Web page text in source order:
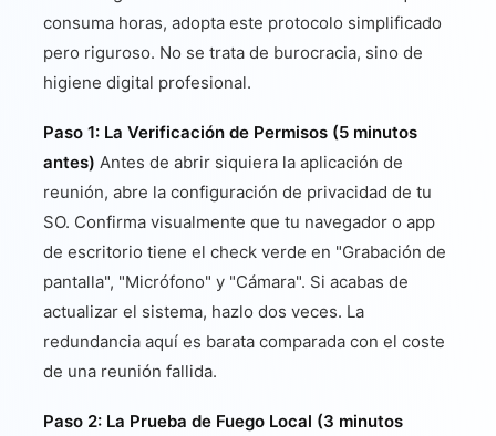
consuma horas, adopta este protocolo simplificado
pero riguroso. No se trata de burocracia, sino de
higiene digital profesional.
Paso 1: La Verificación de Permisos (5 minutos
antes) Antes de abrir siquiera la aplicación de
reunión, abre la configuración de privacidad de tu
SO. Confirma visualmente que tu navegador o app
de escritorio tiene el check verde en "Grabación de
pantalla", "Micrófono" y "Cámara". Si acabas de
actualizar el sistema, hazlo dos veces. La
redundancia aquí es barata comparada con el coste
de una reunión fallida.
Paso 2: La Prueba de Fuego Local (3 minutos